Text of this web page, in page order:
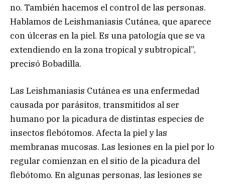
no. También hacemos el control de las personas.
Hablamos de Leishmaniasis Cutánea, que aparece
con úlceras en la piel. Es una patología que se va
extendiendo en la zona tropical y subtropical”,
precisó Bobadilla.
Las Leishmaniasis Cutánea es una enfermedad
causada por parásitos, transmitidos al ser
humano por la picadura de distintas especies de
insectos flebótomos. Afecta la piel y las
membranas mucosas. Las lesiones en la piel por lo
regular comienzan en el sitio de la picadura del
flebótomo. En algunas personas, las lesiones se